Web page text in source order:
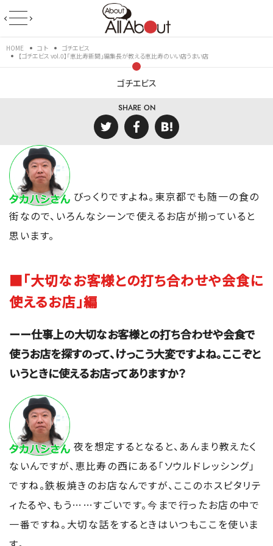
HOME コト
ゴチエビス
【ゴチエビス vol.0】「恵比寿新聞」編集長が教える恵比寿のいい店うまい店
ゴチエビス
SHARE ON
びっくりですよね。東京都でも随一の食の
街なので、いろんなシーンで使えるお店が揃っていると
思います。
■「大切なお客様との打ち合わせや会食に
使えるお店」編
ーー仕事上の大切なお客様との打ち合わせや会食で
使うお店を探すのって、けっこう大変ですよね。ここぞと
いうときに使えるお店ってありますか？
夜を想定するとなると、あんまり教えたく
ないんですが、恵比寿の西にある「ソウルドレッシング」
ですね。鉄板焼きのお店なんですが、ここのホスピタリテ
ィたるや、もう……すごいです。今まで行ったお店の中で
一番ですね。大切な話をするときはいつもここを使いま